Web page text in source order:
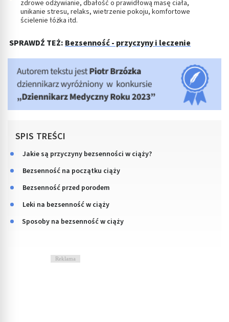
zdrowe odżywianie, dbałość o prawidłową masę ciała,
unikanie stresu, relaks, wietrzenie pokoju, komfortowe
ścielenie łóżka itd.
SPRAWDŹ TEŻ: Bezsenność - przyczyny i leczenie
SPIS TREŚCI
Jakie są przyczyny bezsenności w ciąży?
Bezsenność na początku ciąży
Bezsenność przed porodem
Leki na bezsenność w ciąży
Sposoby na bezsenność w ciąży
Reklama